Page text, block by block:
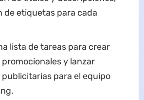
de etiquetas para cada
lista de tareas para crear
y lanzar
para el equipo